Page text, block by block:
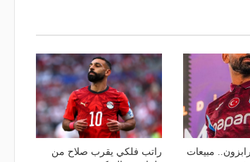
مبيعات
راتب فلكي يقرب صلاح من